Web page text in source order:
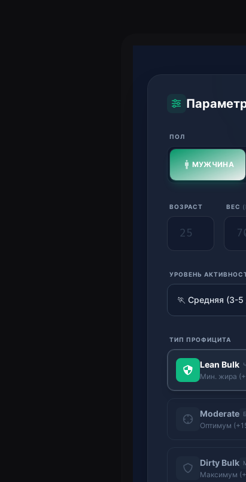
ПОЛ
МУЖЧИНА
ВОЗРАСТ ВЕС (
УРОВЕНЬ
ТИП ПРОФИЦИТА
Lean Bulk
Мин. жира
Moderate
Оптимум
Dirty Bulk
Максимум